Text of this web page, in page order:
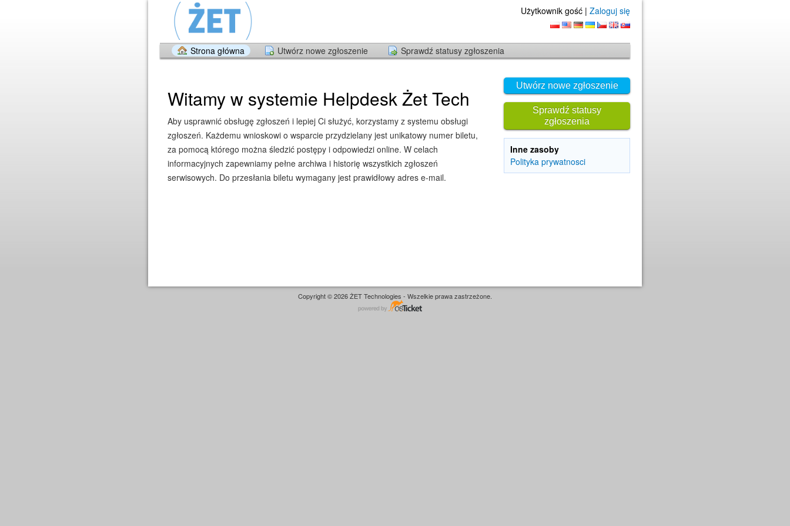
Użytkownik gość | Zaloguj się
Strona główna Utwórz nowe zgłoszenie Sprawdź statusy zgłoszenia
Utwórz nowe zgłoszenie
Sprawdź statusy
zgłoszenia
Inne zasoby
Polityka prywatnosci
Witamy w systemie Helpdesk Żet Tech
Aby usprawnić obsługę zgłoszeń i lepiej Ci służyć, korzystamy z systemu obsługi
zgłoszeń. Każdemu wnioskowi o wsparcie przydzielany jest unikatowy numer biletu,
za pomocą którego można śledzić postępy i odpowiedzi online. W celach
informacyjnych zapewniamy pełne archiwa i historię wszystkich zgłoszeń
serwisowych. Do przesłania biletu wymagany jest prawidłowy adres e-mail.
Copyright © 2026 ŻET Technologies - Wszelkie prawa zastrzeżone.